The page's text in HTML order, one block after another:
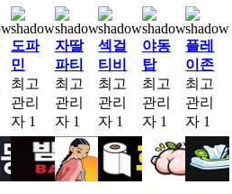
도파
민
최고
관리
자 1
자딸
파티
최고
관리
자 1
섹걸
티비
최고
관리
자 1
야동
탑
최고
관리
자 1
플레
이존
최고
관리
자 1